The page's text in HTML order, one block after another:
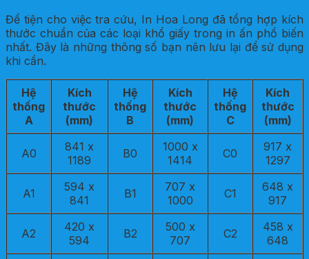
Để tiện cho việc tra cứu, In Hoa Long đã tổng hợp kích
thước chuẩn của các loại khổ giấy trong in ấn phổ biến
nhất. Đây là những thông số bạn nên lưu lại để sử dụng
khi cần.
Hệ
thống
A
Kích
thước
(mm)
Hệ
thống
B
Kích
thước
(mm)
Hệ
thống
C
Kích
thước
(mm)
A0
841 x
1189
B0
1000 x
1414
C0
917 x
1297
A1
594 x
841
B1
707 x
1000
C1
648 x
917
A2
420 x
594
B2
500 x
707
C2
458 x
648